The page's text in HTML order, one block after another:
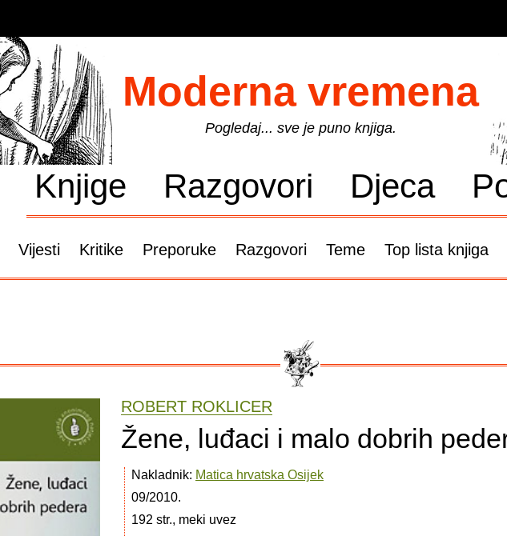
Moderna vremena
Pogledaj... sve je puno knjiga.
Knjige Razgovori Djeca
Vijesti Kritike Preporuke Razgovori Teme Top lista knjiga
ROBERT ROKLICER
Žene, luđaci i malo dobrih
Nakladnik: Matica hrvatska Osijek
09/2010.
192 str., meki uvez